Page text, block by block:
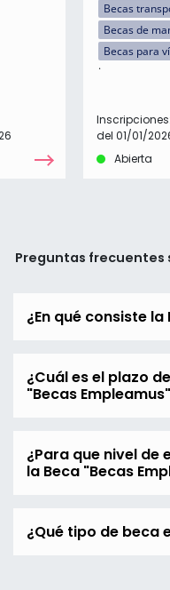
Becas
Becas de
Becas para
Inscripciones:
del 01/01/
Abierta
Preguntas frecuentes
¿En qué consiste
¿Cuál es el plazo
"Becas
¿Para que nivel de
la Beca "Becas
¿Qué tipo de beca